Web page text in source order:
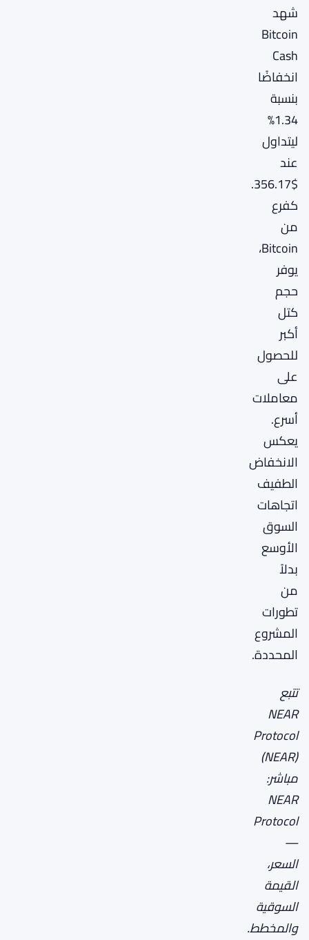
شهد
Bitcoin
Cash
انخفاضًا
بنسبة
1.34%
ليتداول
عند
$356.17.
كفرع
من
Bitcoin،
يوفر
حجم
كتل
أكبر
للحصول
على
معاملات
أسرع.
يعكس
الانخفاض
الطفيف
اتجاهات
السوق
الأوسع
بدلاً
من
تطورات
المشروع
المحددة.
تتبع
NEAR
Protocol
(NEAR)
مباشر:
NEAR
Protocol
—
السعر،
القيمة
السوقية
والمخطط.